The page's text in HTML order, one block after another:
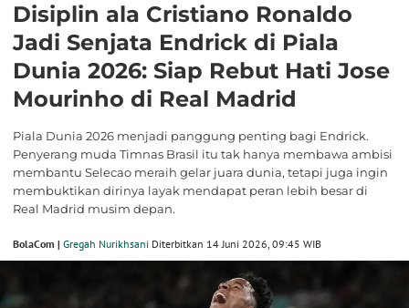
Disiplin ala Cristiano Ronaldo
Jadi Senjata Endrick di Piala
Dunia 2026: Siap Rebut Hati Jose
Mourinho di Real Madrid
Piala Dunia 2026 menjadi panggung penting bagi Endrick.
Penyerang muda Timnas Brasil itu tak hanya membawa ambisi
membantu Selecao meraih gelar juara dunia, tetapi juga ingin
membuktikan dirinya layak mendapat peran lebih besar di
Real Madrid musim depan.
BolaCom | Gregah Nurikhsani Diterbitkan 14 Juni 2026, 09:45 WIB